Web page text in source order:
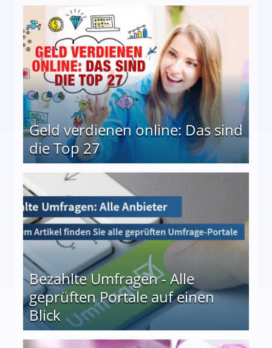
Geld verdienen online: Das sind
die Top 27
Bezahlte Umfragen - Alle
geprüften Portale auf einen
Blick
auf einen Blick